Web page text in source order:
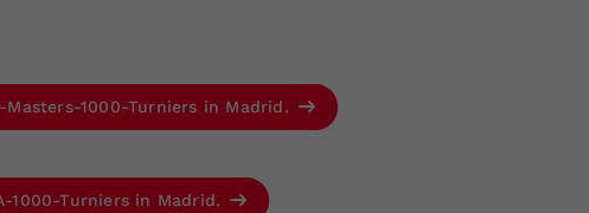
Masters-1000-Turniers in Madrid.
1000-Turniers in Madrid.